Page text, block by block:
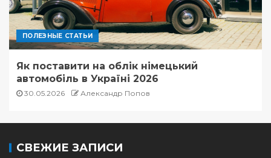
ПОЛЕЗНЫЕ СТАТЬИ
Як поставити на облік німецький
автомобіль в Україні 2026
30.05.2026 Александр Попов
СВЕЖИЕ ЗАПИСИ